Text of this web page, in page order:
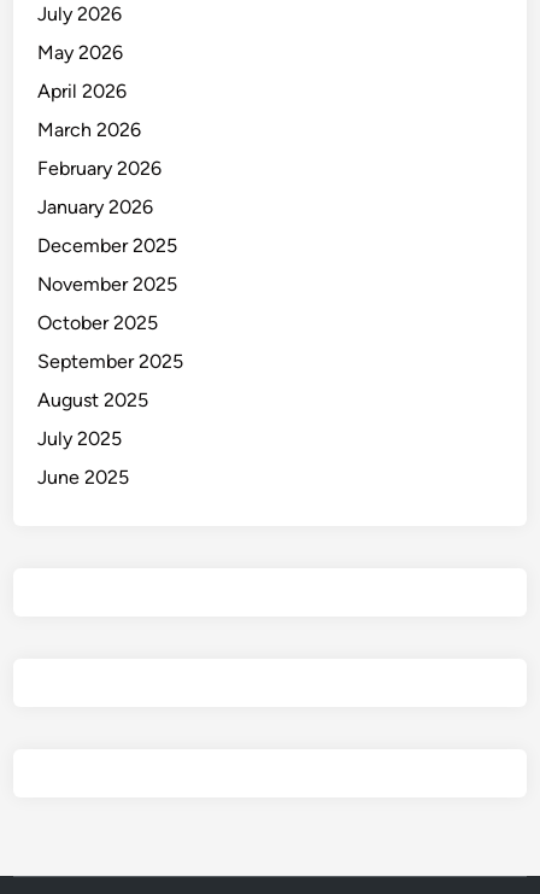
July 2026
May 2026
April 2026
March 2026
February 2026
January 2026
December 2025
November 2025
October 2025
September 2025
August 2025
July 2025
June 2025